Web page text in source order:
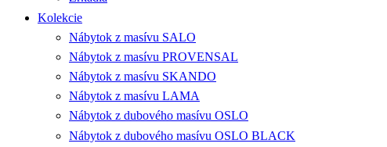
Kolekcie
Nábytok z masívu SALO
Nábytok z masívu PROVENSAL
Nábytok z masívu SKANDO
Nábytok z masívu LAMA
Nábytok z dubového masívu OSLO
Nábytok z dubového masívu OSLO BLACK